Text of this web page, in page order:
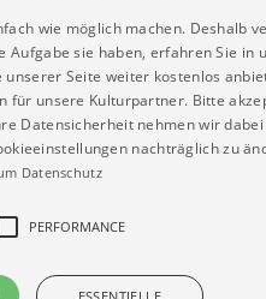
beim Spaziergang an der
Künstlerinnen
Swing, Tango,
wie möglich machen. Deshalb
Aufgabe sie haben, erfahren Sie in
Seite weiter kostenlos
für unsere Kulturpartner. Bitte
Datensicherheit nehmen wir
nachträglich zu
Datenschutz
PERFORMANCE